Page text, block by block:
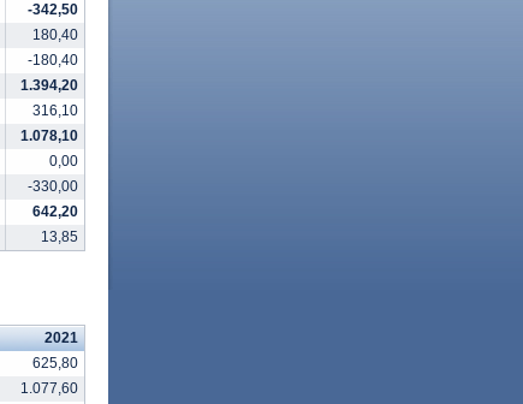
-342,50
180,40
-180,40
1.394,20
316,10
1.078,10
0,00
-330,00
642,20
13,85
2021
625,80
1.077,60